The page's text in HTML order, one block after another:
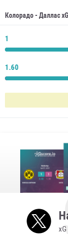
Колорадо - Даллас
1
1.60